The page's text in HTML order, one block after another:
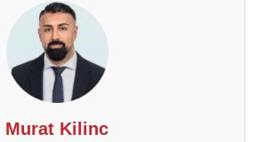
Murat Kilinc